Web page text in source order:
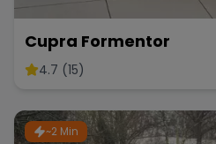
Cupra Formentor
4.7 (15)
~2 Min